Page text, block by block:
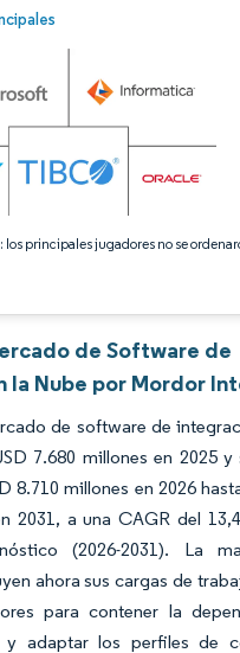
los principales jugadores no se
El uso requiere atribución
de Software de
la Nube por Mordor
de software de
7.680 millones en 2025 y
8.710 millones en 2026
2031, a una CAGR del
(2026-2031). La
ahora sus cargas de
para contener la
y adaptar los perfiles de